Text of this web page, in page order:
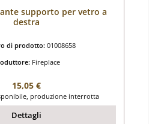
supporto per vetro a
destra
di prodotto: 01008658
Fireplace
Prezzo normale:
15,05 €
produzione interrotta
Dettagli